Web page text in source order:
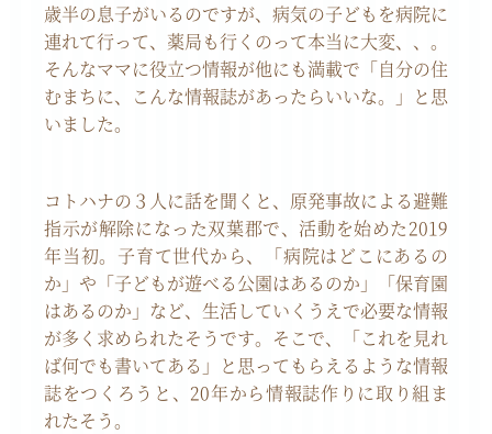
歳半の息子がいるのですが、病気の子どもを病院に
連れて行って、薬局も行くのって本当に大変、、。
そんなママに役立つ情報が他にも満載で「自分の住
むまちに、こんな情報誌があったらいいな。」と思
いました。
コトハナの３人に話を聞くと、原発事故による避難
指示が解除になった双葉郡で、活動を始めた2019
年当初。子育て世代から、「病院はどこにあるの
か」や「子どもが遊べる公園はあるのか」「保育園
はあるのか」など、生活していくうえで必要な情報
が多く求められたそうです。そこで、「これを見れ
ば何でも書いてある」と思ってもらえるような情報
誌をつくろうと、 20年から情報誌作りに取り組ま
れたそう。